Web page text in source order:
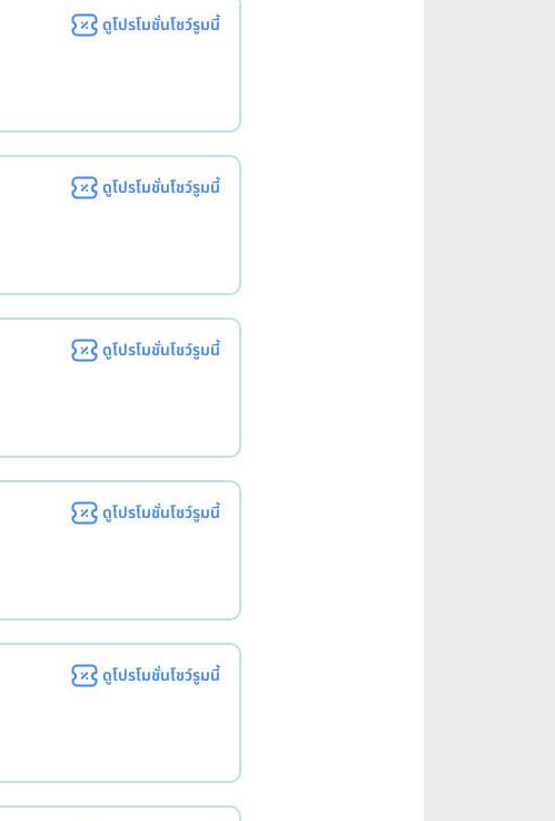
ดูโปรโมชั่นโชว์รูมนี้
ดูโปรโมชั่นโชว์รูมนี้
ดูโปรโมชั่นโชว์รูมนี้
ดูโปรโมชั่นโชว์รูมนี้
ดูโปรโมชั่นโชว์รูมนี้